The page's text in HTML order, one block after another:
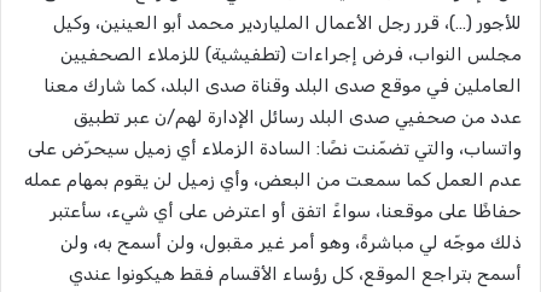
للأجور (…)، قرر رجل الأعمال الملياردير محمد أبو العينين، وكيل
مجلس النواب، فرض إجراءات (تطفيشية) للزملاء الصحفيين
العاملين في موقع صدى البلد وقناة صدى البلد، كما شارك معنا
عدد من صحفيي صدى البلد رسائل الإدارة لهم/ن عبر تطبيق
واتساب، والتي تضمّنت نصًا: السادة الزملاء أي زميل سيحرّض على
عدم العمل كما سمعت من البعض، وأي زميل لن يقوم بمهام عمله
حفاظًا على موقعنا، سواءً اتفق أو اعترض على أي شيء، سأعتبر
ذلك موجّه لي مباشرةً، وهو أمر غير مقبول، ولن أسمح به، ولن
أسمح بتراجع الموقع، كل رؤساء الأقسام فقط هيكونوا عندي